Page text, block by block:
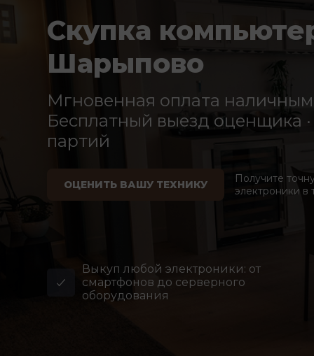
Скупка
Шарыпово
Мгновенная оплата
Бесплатный выезд оценщика
партий
ОЦЕНИТЬ ВАШУ ТЕХНИКУ
Получите
электроники в
Выкуп любой электроники: от
смартфонов до серверного
оборудования